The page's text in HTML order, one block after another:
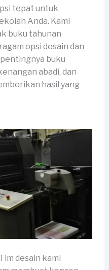
tepat untuk
Anda. Kami
buku tahunan
opsi desain dan
buku
abadi, dan
hasil yang
desain kami